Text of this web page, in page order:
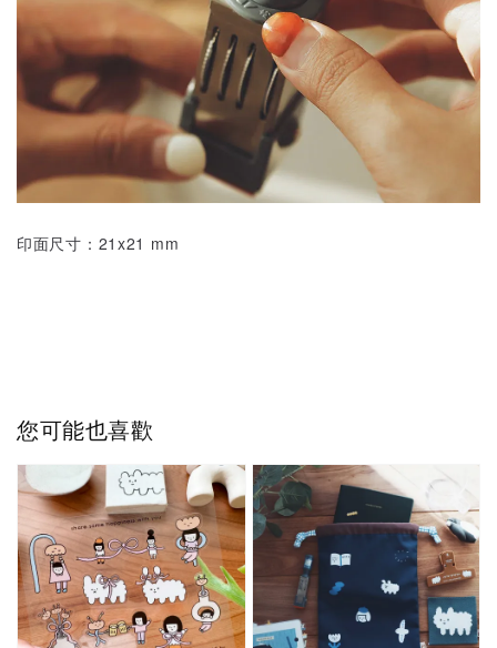
印面尺寸：21x21 mm
您可能也喜歡